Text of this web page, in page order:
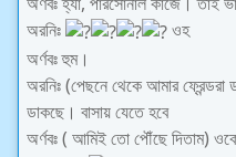
অরনিঃ
ওহ
অর্ণবঃ হুম।
অরনিঃ (পেছনে থেকে আমার
ডাকছে। বাসায় যেতে হবে
অর্ণবঃ ( আমিই তো পৌঁছে দিতাম)